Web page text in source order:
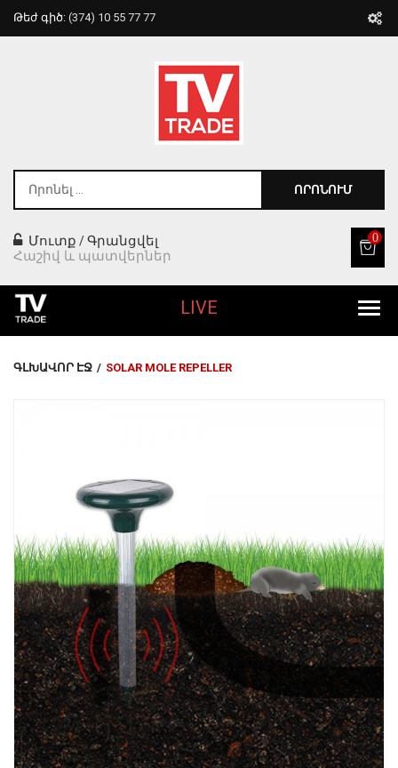
Թեժ գիծ: (374) 10 55 77 77
ՈՐՈՆՈՒՄ
Մուտք /Գրանցվել
Հաշիվ և պատվերներ
0
Գեղեցկություն ԵՒ Խնամք
Երեխաների Համար
Լավագույն Վաճառք
LIVE
ԳԼԽԱՎՈՐ ԷՋ / SOLAR MOLE REPELLER